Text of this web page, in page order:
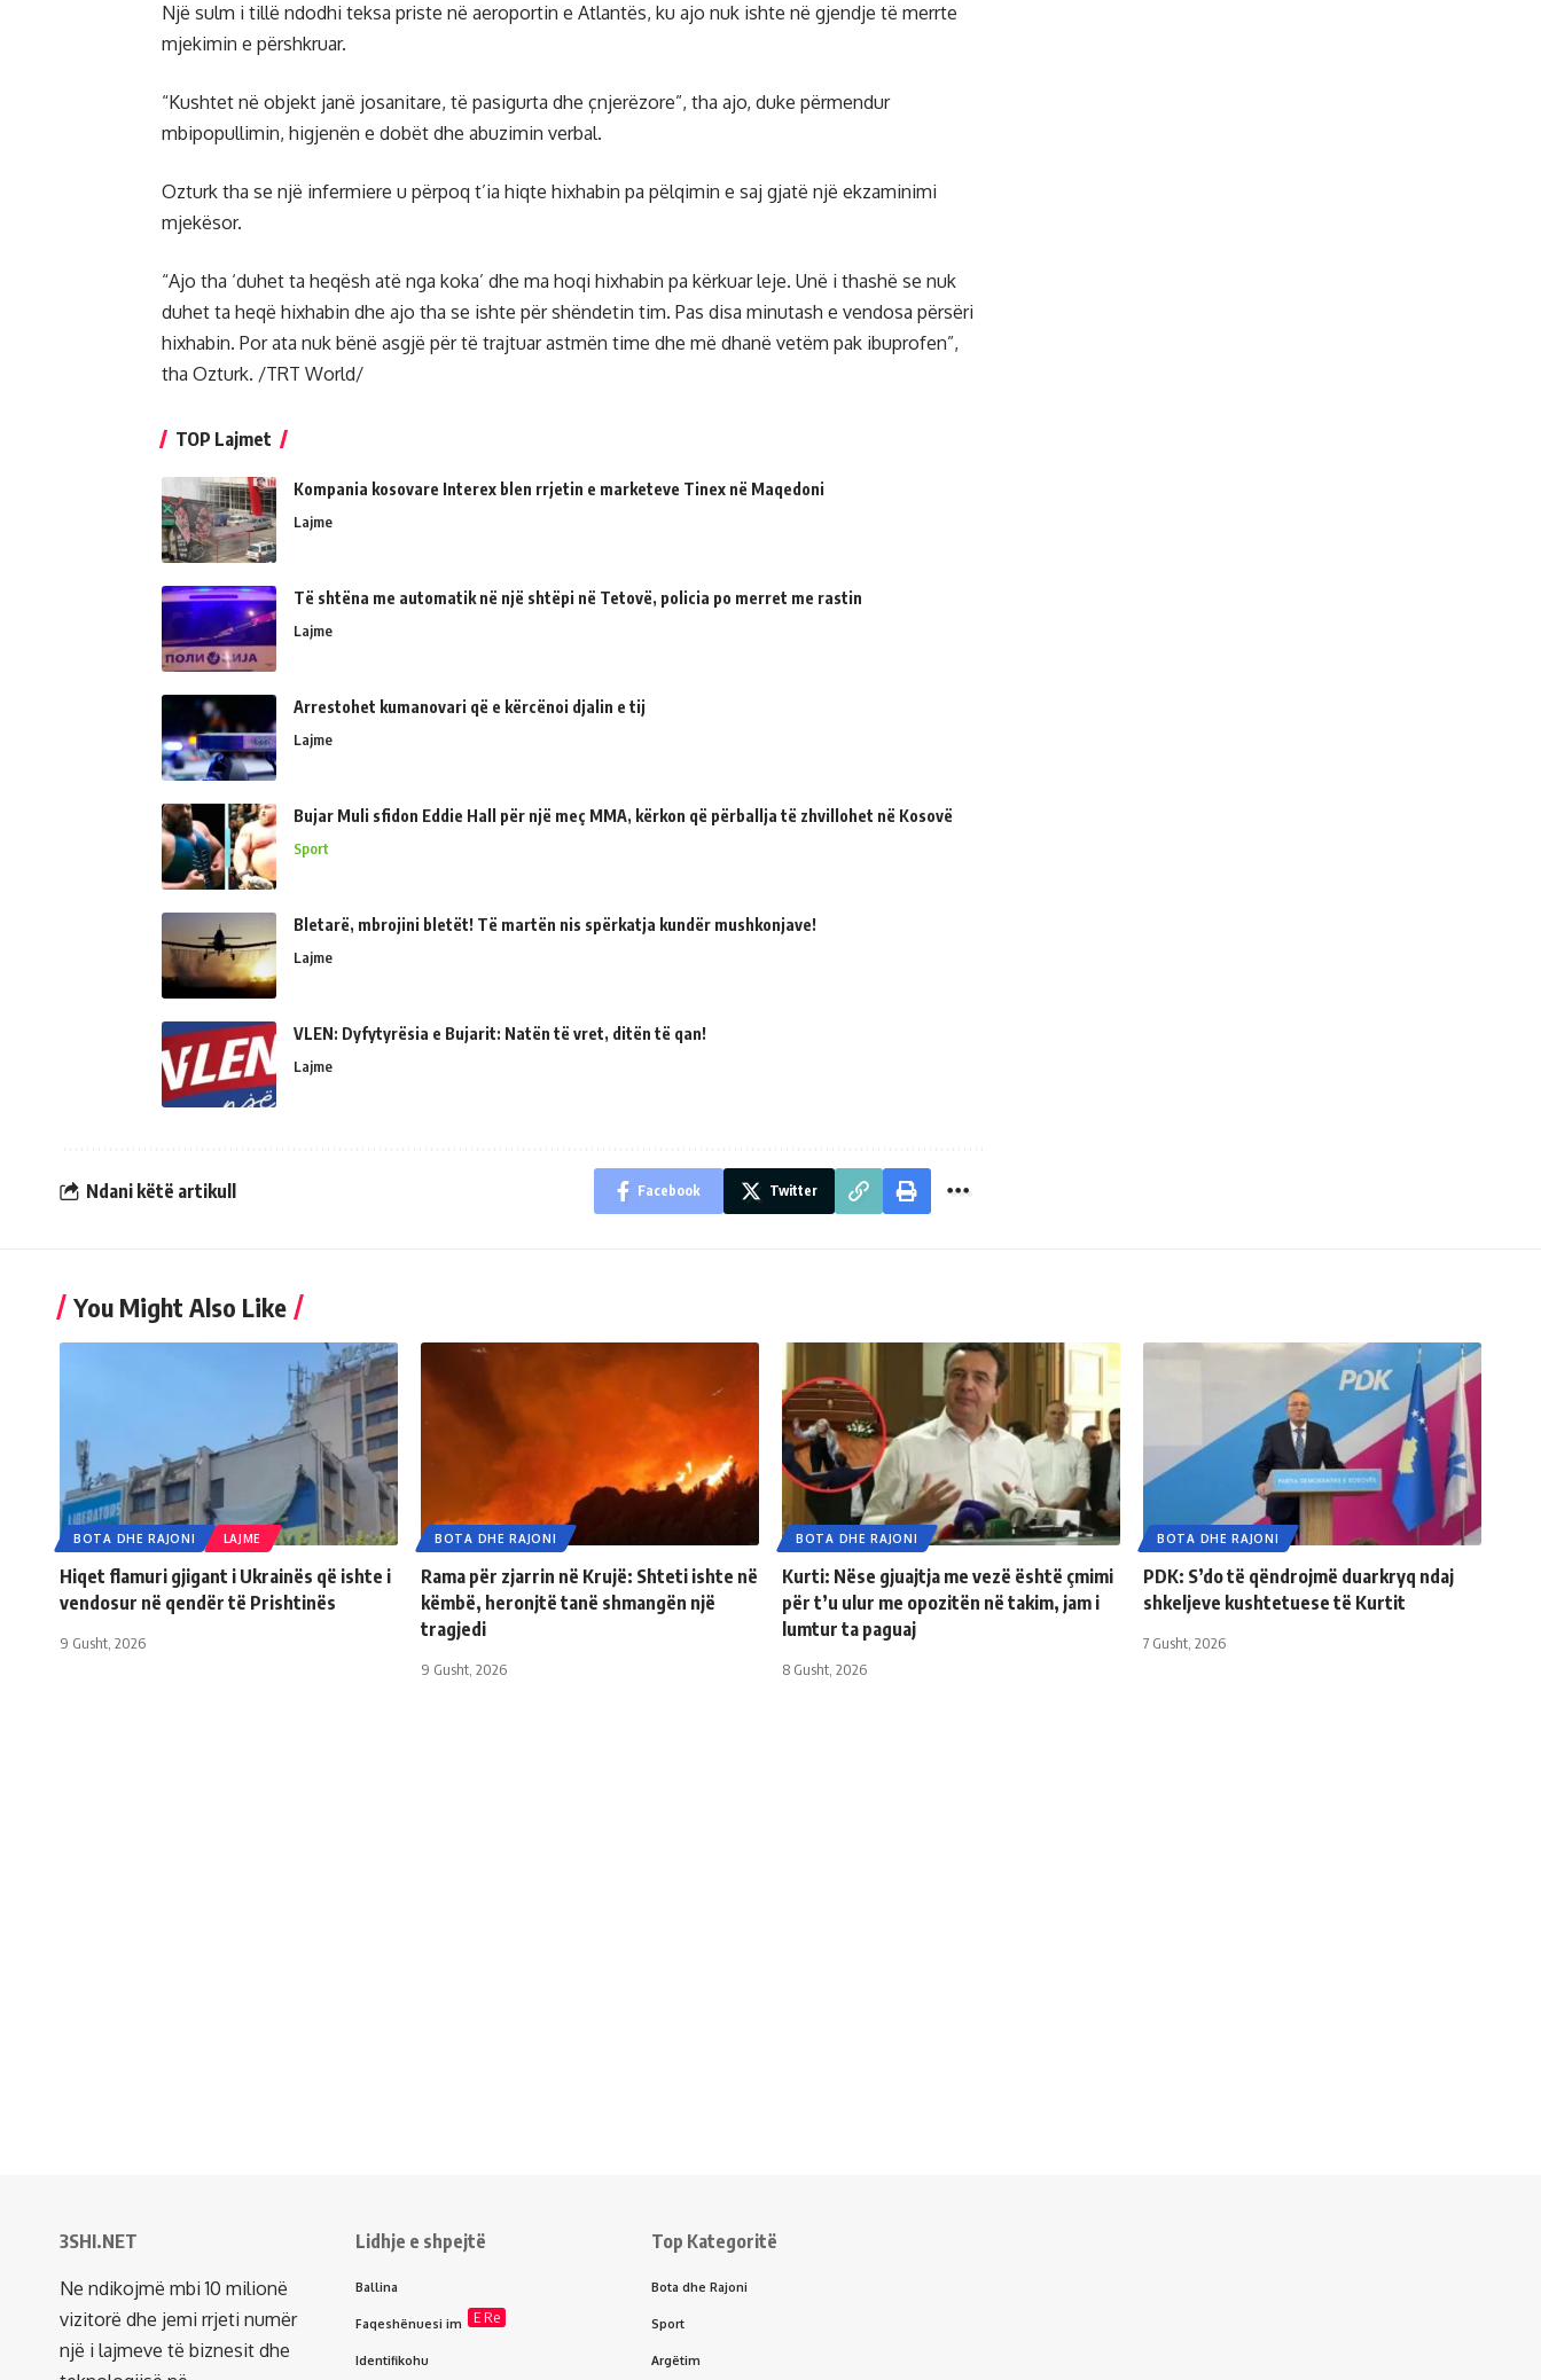
Një sulm i tillë ndodhi teksa priste në aeroportin e Atlantës, ku ajo nuk ishte në gjendje të merrte
mjekimin e përshkruar.
“Kushtet në objekt janë josanitare, të pasigurta dhe çnjerëzore”, tha ajo, duke përmendur
mbipopullimin, higjenën e dobët dhe abuzimin verbal.
Ozturk tha se një infermiere u përpoq t’ia hiqte hixhabin pa pëlqimin e saj gjatë një ekzaminimi
mjekësor.
“Ajo tha ‘duhet ta heqësh atë nga koka’ dhe ma hoqi hixhabin pa kërkuar leje. Unë i thashë se nuk
duhet ta heqë hixhabin dhe ajo tha se ishte për shëndetin tim. Pas disa minutash e vendosa përsëri
hixhabin. Por ata nuk bënë asgjë për të trajtuar astmën time dhe më dhanë vetëm pak ibuprofen”,
tha Ozturk. /TRT World/
TOP Lajmet
Kompania kosovare Interex blen rrjetin e marketeve Tinex në Maqedoni
Lajme
Të shtëna me automatik në një shtëpi në Tetovë, policia po merret me rastin
Lajme
Arrestohet kumanovari që e kërcënoi djalin e tij
Lajme
Bujar Muli sfidon Eddie Hall për një meç MMA, kërkon që përballja të zhvillohet në Kosovë
Sport
Bletarë, mbrojini bletët! Të martën nis spërkatja kundër mushkonjave!
Lajme
VLEN: Dyfytyrësia e Bujarit: Natën të vret, ditën të qan!
Lajme
Ndani këtë artikull Facebook Twitter
You Might Also Like
BOTA DHE RAJONI LAJME
Hiqet flamuri gjigant i Ukrainës që ishte i
vendosur në qendër të Prishtinës
9 Gusht, 2026
BOTA DHE RAJONI
Rama për zjarrin në Krujë: Shteti ishte në
këmbë, heronjtë tanë shmangën një
tragjedi
9 Gusht, 2026
BOTA DHE RAJONI
Kurti: Nëse gjuajtja me vezë është çmimi
për t’u ulur me opozitën në takim, jam i
lumtur ta paguaj
8 Gusht, 2026
BOTA DHE RAJONI
PDK: S’do të qëndrojmë duarkryq ndaj
shkeljeve kushtetuese të Kurtit
7 Gusht, 2026
3SHI.NET
Ne ndikojmë mbi 10 milionë
vizitorë dhe jemi rrjeti numër
një i lajmeve të biznesit dhe
Lidhje e shpejtë
Ballina
Faqeshënuesi im E Re
Identifikohu
Top Kategoritë
Bota dhe Rajoni
Sport
Argëtim